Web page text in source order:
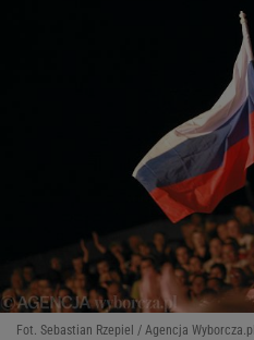
Fot. Sebastian Rzepiel / Agencja Wyborcza.pl